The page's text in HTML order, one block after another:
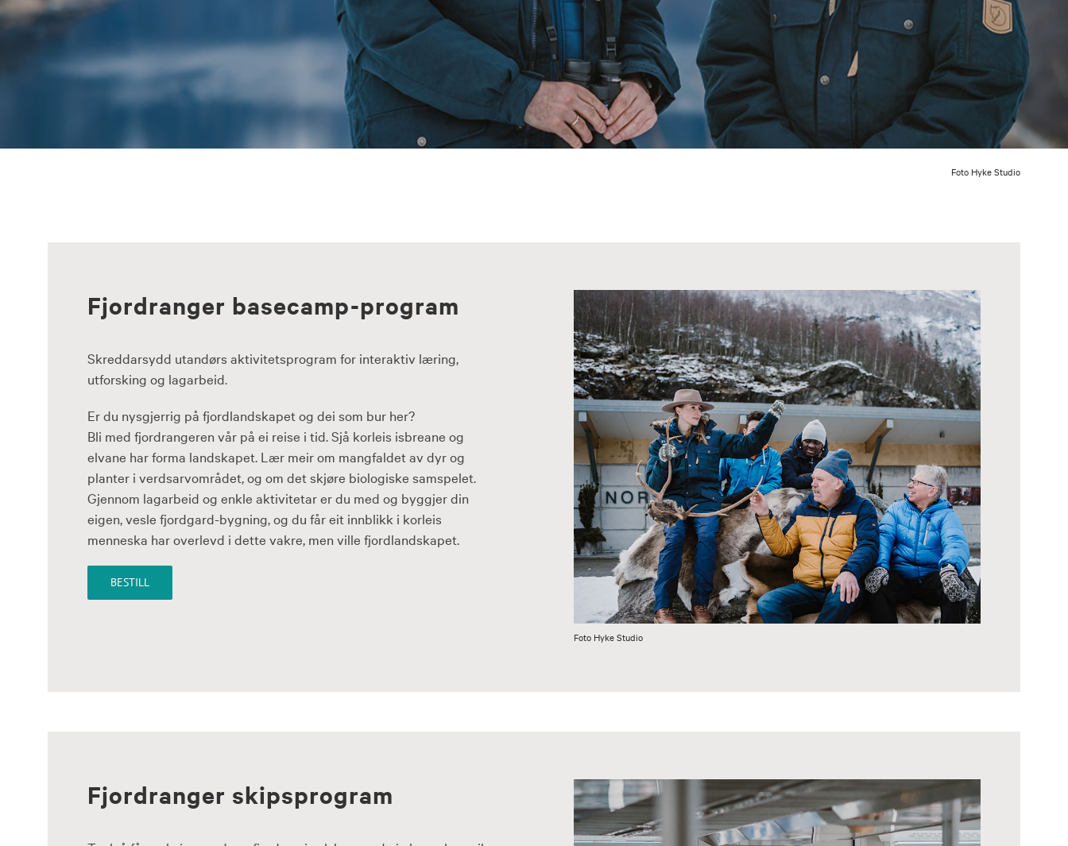
Foto Hyke Studio
Fjordranger basecamp-program
Skreddarsydd utandørs aktivitetsprogram for interaktiv læring,
utforsking og lagarbeid.
Er du nysgjerrig på fjordlandskapet og dei som bur her?
Bli med fjordrangeren vår på ei reise i tid. Sjå korleis isbreane og
elvane har forma landskapet. Lær meir om mangfaldet av dyr og
planter i verdsarvområdet, og om det skjøre biologiske samspelet.
Gjennom lagarbeid og enkle aktivitetar er du med og byggjer din
eigen, vesle fjordgard-bygning, og du får eit innblikk i korleis
menneska har overlevd i dette vakre, men ville fjordlandskapet.
BESTILL
Foto Hyke Studio
Fjordranger skipsprogram